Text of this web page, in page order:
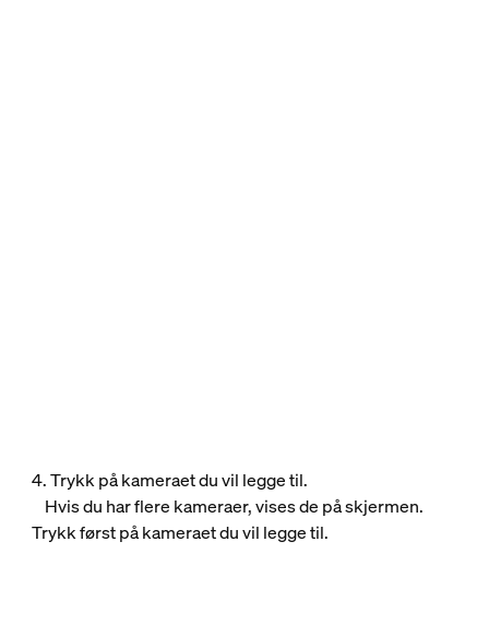
4. Trykk på kameraet du vil legge til.
Hvis du har flere kameraer, vises de på skjermen.
Trykk først på kameraet du vil legge til.